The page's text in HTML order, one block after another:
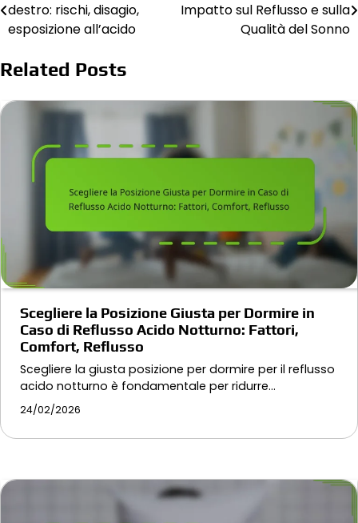
navigation
destro: rischi, disagio,
esposizione all’acido
Impatto sul Reflusso e sulla
Qualità del Sonno
Related Posts
Scegliere la Posizione Giusta per Dormire in
Caso di Reflusso Acido Notturno: Fattori,
Comfort, Reflusso
Scegliere la giusta posizione per dormire per il reflusso
acido notturno è fondamentale per ridurre…
24/02/2026